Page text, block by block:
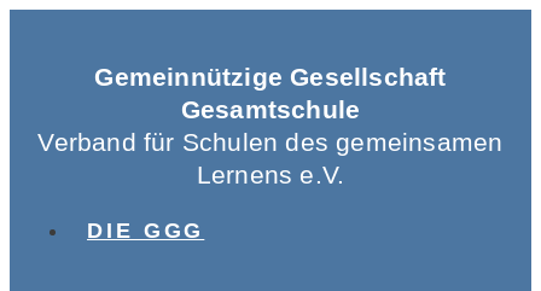
Gemeinnützige Gesellschaft
Gesamtschule
Verband für Schulen des gemeinsamen
Lernens e.V.
DIE GGG